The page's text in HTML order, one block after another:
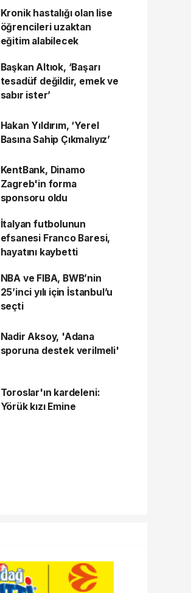
Kronik hastalığı olan lise
öğrencileri uzaktan
eğitim alabilecek
Başkan Altıok, ‘Başarı
tesadüf değildir, emek ve
sabır ister’
Hakan Yıldırım, ‘Yerel
Basına Sahip Çıkmalıyız’
KentBank, Dinamo
Zagreb'in forma
sponsoru oldu
İtalyan futbolunun
efsanesi Franco Baresi,
hayatını kaybetti
NBA ve FIBA, BWB’nin
25’inci yılı için İstanbul’u
seçti
Nadir Aksoy, 'Adana
sporuna destek verilmeli'
Toroslar'ın kardeleni:
Yörük kızı Emine